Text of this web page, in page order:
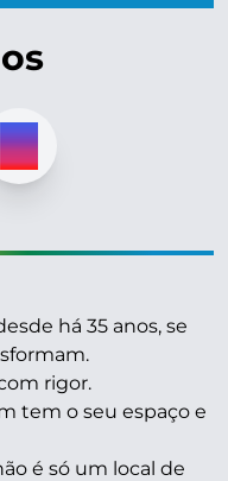
há 35 anos, se
rigor.
tem o seu espaço e
é só um local de